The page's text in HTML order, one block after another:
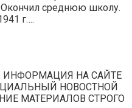
Окончил среднюю школу.
г….
ИНФОРМАЦИЯ НА САЙТЕ
НОВОСТНОЙ
МАТЕРИАЛОВ СТРОГО